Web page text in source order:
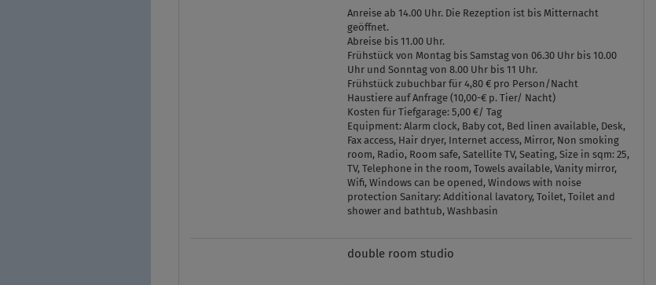
Anreise ab 14.00 Uhr. Die Rezeption ist bis Mitternacht
geöffnet.
Abreise bis 11.00 Uhr.
Frühstück von Montag bis Samstag von 06.30 Uhr bis 10.00
Uhr und Sonntag von 8.00 Uhr bis 11 Uhr.
Frühstück zubuchbar für 4,80 € pro Person/Nacht
Haustiere auf Anfrage (10,00-€ p. Tier/ Nacht)
Kosten für Tiefgarage: 5,00 €/ Tag
Equipment: Alarm clock, Baby cot, Bed linen available, Desk,
Fax access, Hair dryer, Internet access, Mirror, Non smoking
room, Radio, Room safe, Satellite TV, Seating, Size in sqm: 25,
TV, Telephone in the room, Towels available, Vanity mirror,
Wifi, Windows can be opened, Windows with noise
protection Sanitary: Additional lavatory, Toilet, Toilet and
shower and bathtub, Washbasin
double room studio